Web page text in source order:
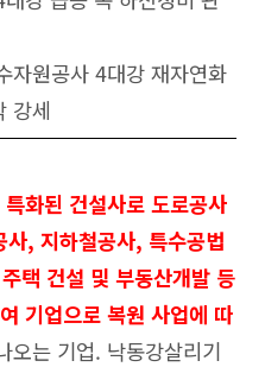
원공사 4대강 재자연화
강세
화된 건설사로 도로공사
, 지하철공사, 특수공법
택 건설 및 부동산개발 등
기업으로 복원 사업에 따
오는 기업. 낙동강살리기